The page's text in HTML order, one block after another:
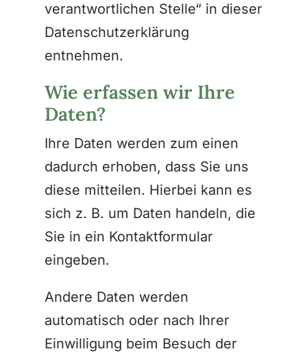
verantwortlichen Stelle“ in dieser
Datenschutzerklärung
entnehmen.
Wie erfassen wir Ihre
Daten?
Ihre Daten werden zum einen
dadurch erhoben, dass Sie uns
diese mitteilen. Hierbei kann es
sich z. B. um Daten handeln, die
Sie in ein Kontaktformular
eingeben.
Andere Daten werden
automatisch oder nach Ihrer
Einwilligung beim Besuch der